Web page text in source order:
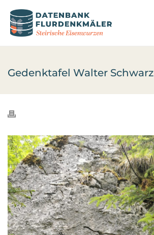
Gedenktafel Walter Schwarz